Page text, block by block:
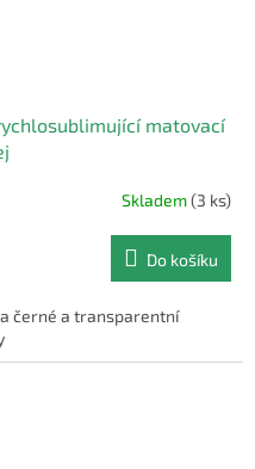
matovací
Skladem(3 ks)
Do košíku
černé a transparentní